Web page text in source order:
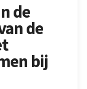
de
de
bij